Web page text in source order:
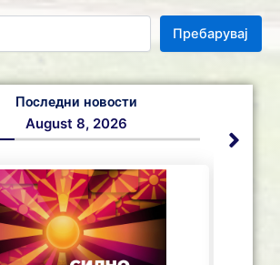
Пребарувај
Последни новости
August 8, 2026